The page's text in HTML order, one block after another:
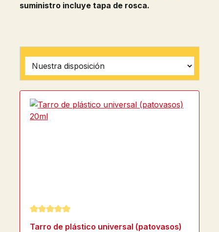
suministro incluye tapa de rosca.
Calificación promedio de 5 de 5 estrellas
Tarro de plástico universal (patovasos)